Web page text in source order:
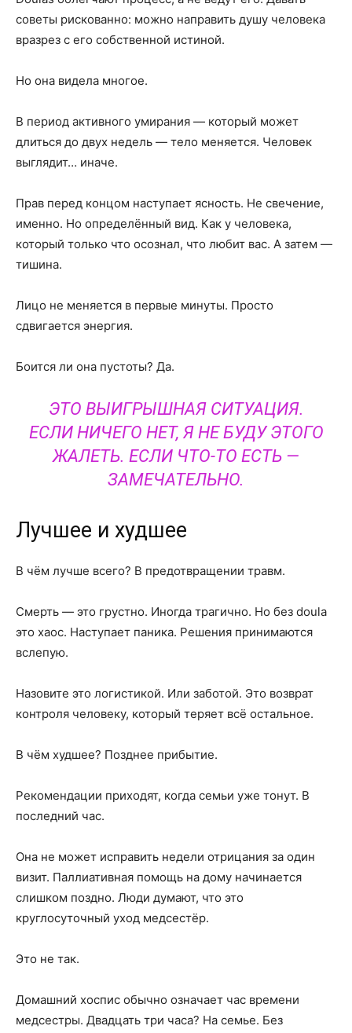
советы рискованно: можно направить душу человека
вразрез с его собственной истиной.
Но она видела многое.
В период активного умирания — который может
длиться до двух недель — тело меняется. Человек
выглядит… иначе.
Прав перед концом наступает ясность. Не свечение,
именно. Но определённый вид. Как у человека,
который только что осознал, что любит вас. А затем —
тишина.
Лицо не меняется в первые минуты. Просто
сдвигается энергия.
Боится ли она пустоты? Да.
ЭТО ВЫИГРЫШНАЯ СИТУАЦИЯ.
ЕСЛИ НИЧЕГО НЕТ, Я НЕ БУДУ ЭТОГО
ЖАЛЕТЬ. ЕСЛИ ЧТО-ТО ЕСТЬ —
ЗАМЕЧАТЕЛЬНО.
Лучшее и худшее
В чём лучше всего? В предотвращении травм.
Смерть — это грустно. Иногда трагично. Но без doula
это хаос. Наступает паника. Решения принимаются
вслепую.
Назовите это логистикой. Или заботой. Это возврат
контроля человеку, который теряет всё остальное.
В чём худшее? Позднее прибытие.
Рекомендации приходят, когда семьи уже тонут. В
последний час.
Она не может исправить недели отрицания за один
визит. Паллиативная помощь на дому начинается
слишком поздно. Люди думают, что это
круглосуточный уход медсестёр.
Это не так.
Домашний хоспис обычно означает час времени
медсестры. Двадцать три часа? На семье. Без